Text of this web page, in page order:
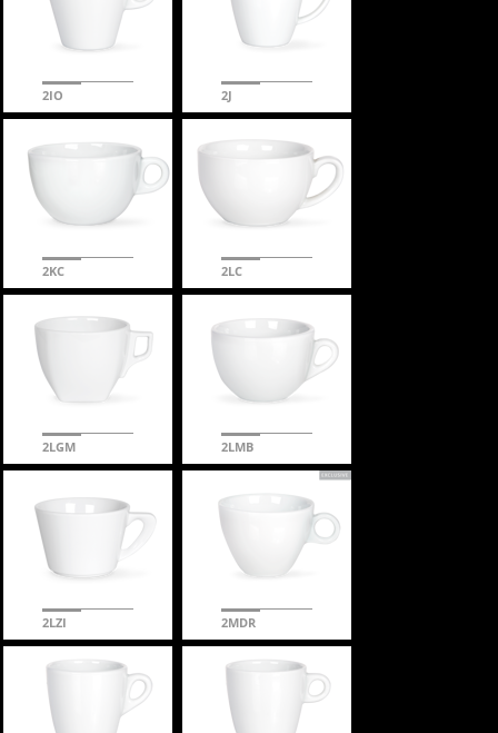
2IO 2J
2KC 2LC
2LGM 2LMB
2LZI 2MDR